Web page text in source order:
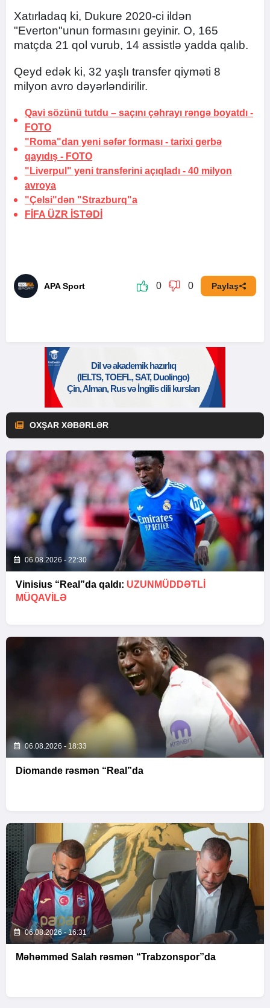
Xatırladaq ki, Dukure 2020-ci ildən
"Everton"unun formasını geyinir. O, 165
matçda 21 qol vurub, 14 assistlə yadda qalıb.
Qeyd edək ki, 32 yaşlı transfer qiyməti 8
milyon avro dəyərləndirilir.
Qavi sözünü tutdu – saçını çəhrayı rəngə boyatdı -
FOTO
"Roma"dan yeni səfər forması - tarixi gerbə
qayıdış - FOTO
"Liverpul" yeni transferini açıqladı - 40 milyon
avroya
"Çelsi"dən "Strazburq"a
FİFA ÜZR İSTƏDİ
APA Sport 0 0 Paylaş
OXŞAR XƏBƏRLƏR
06.08.2026 - 22:30
Vinisius “Real”da qaldı: UZUNMÜDDƏTLİ
MÜQAVİLƏ
06.08.2026 - 18:33
Diomande rəsmən “Real”da
06.08.2026 - 16:31
Məhəmməd Salah rəsmən “Trabzonspor”da